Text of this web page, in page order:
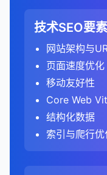
SEO的主要战场。
及如何优化网站在
量和实现业务目标
断发展，serps的
需要持续关注这些
总结来说，301重
URL更改时维护用
301重定向可以确
内容合并不会对有
时以及如何使用
版本，同时使用
定期审核规范标
规范URL与其他技
301重定向：
301重定向
和搜索引擎都
规范URL是建
GA4：将停
准之一。
指标名称：
Universal
标。
GA4：使用"
供跳出率。
对SEO和数据分析
关键词研究工具
Keyword
竞争分析工具
SimilarWeb
链接分析工具：
Explorer
技术SEO工具：
Search
结构化数据报告：
监控结构化数
识别结构化数
面包屑导航报告
监控面包屑导
修复面包屑导
AMP报告：
了解哪些页
转化漏斗分析 ：
设置和分析转
过程中的流失
优化漏斗中的
有机搜索转化价
分析有机搜索
比较不同关键
分析内容的深度
评估内容的新鲜
D. 用户行为分析
分析有机搜索
量。
分析用户在网站
评估移动用户体
E. 转化分析
可视化报告可以
SEO中常见的数据
趋势图/线图：
索流量、排名变
柱状图/条形图
如不同页面的流
饼图/环形图：
力。
考虑因素包
和链接概况。
点击率（CTR）：
了解搜索特定
例。
高CTR表明关
转化价值：
大型网站可能需
4. 分析审计报告
A. 爬行和索引问题
爬行错误：404
索引问题 ：
复内容等。
爬行预算问题：
识别过度优化的
确保锚文本多样
配关键词。
D. 链接增长趋势
分析外链增长趋
识别异常的链接
手动操作。
C. 转化分析
分析内容页面的
识别最有效的转
分析内容对转化
3. 分析内容质量和
A. 关键词使用分析
识别竞争对手
搜索意图分析：
分析竞争对手
评估他们如
和交易型关键
3. 分析竞争对手的
技术SEO要素
网站架构与
页面速度优化
移动友好性
Core Web
结构化数据
索引与爬行优